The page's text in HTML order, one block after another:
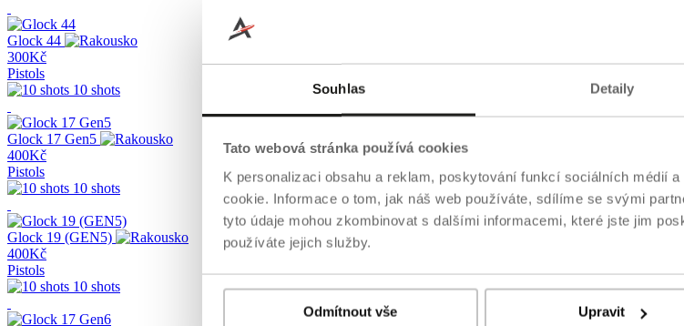
Souhlas Detaily
Tato webová stránka používá cookies
K personalizaci obsahu a reklam, poskytování funkcí sociálních médií
cookie. Informace o tom, jak náš web používáte, sdílíme se svými
tyto údaje mohou zkombinovat s dalšími informacemi, které jste jim
používáte jejich služby.
Odmítnout vše Upravit
Glock 44
300Kč
Pistols
10 shots
Glock 17 Gen5
400Kč
Pistols
10 shots
Glock 19 (GEN5)
400Kč
Pistols
10 shots